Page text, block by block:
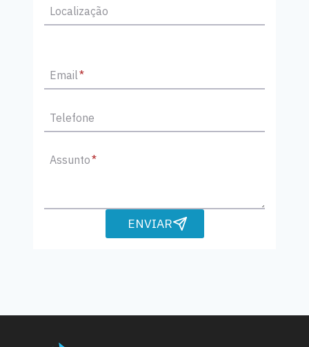
Localização
Email*
Telefone
Assunto*
ENVIAR